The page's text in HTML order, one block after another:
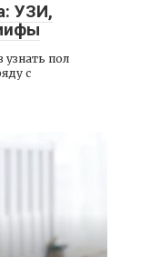
УЗИ,
узнать пол
с